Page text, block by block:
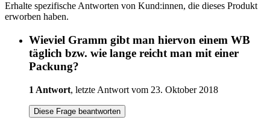
Erhalte spezifische Antworten von Kund:innen, die dieses Produkt
erworben haben.
Wieviel Gramm gibt man hiervon einem WB
täglich bzw. wie lange reicht man mit einer
Packung?
1 Antwort, letzte Antwort vom 23. Oktober 2018
Diese Frage beantworten